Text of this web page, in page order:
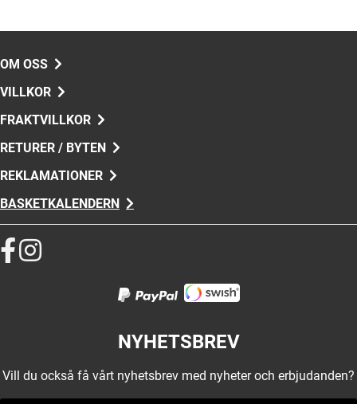
OM OSS
VILLKOR
FRAKTVILLKOR
RETURER / BYTEN
REKLAMATIONER
BASKETKALENDERN
NYHETSBREV
Vill du också få vårt nyhetsbrev med nyheter och erbjudanden?